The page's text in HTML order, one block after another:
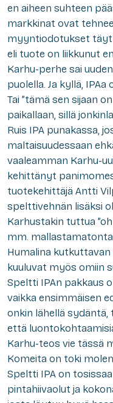
en aiheen suhteen
markkinat ovat
myyntiodotukset
eli tuote on liikkunut
Karhu-perhe sai
puolella. Ja kyllä, IPAa
Tai ”tämä sen sijaan
paikallaan, sillä
Ruis IPA punakassa,
maltaisuudessaan
vaaleamman Karhu-
kehittänyt
tuotekehittäjä Antti
spelttivehnän lisäksi
Karhustakin tuttua
mm.
Humalina
kuuluvat myös omiin
Speltti IPAn pakkaus
vaikka ensimmäisen
onkin lähellä
että
Karhu-teos vie tässä
Komeita on toki
Speltti IPA on
pintahiivaolut ja